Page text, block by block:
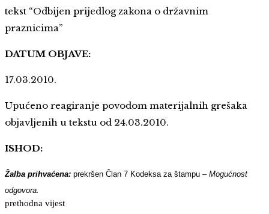
tekst “Odbijen prijedlog zakona o državnim
praznicima”
DATUM OBJAVE:
17.03.2010.
Upućeno reagiranje povodom materijalnih grešaka
objavljenih u tekstu od 24.03.2010.
ISHOD:
Žalba prihvaćena: prekršen Član 7 Kodeksa za štampu – Mogućnost
odgovora.
prethodna vijest